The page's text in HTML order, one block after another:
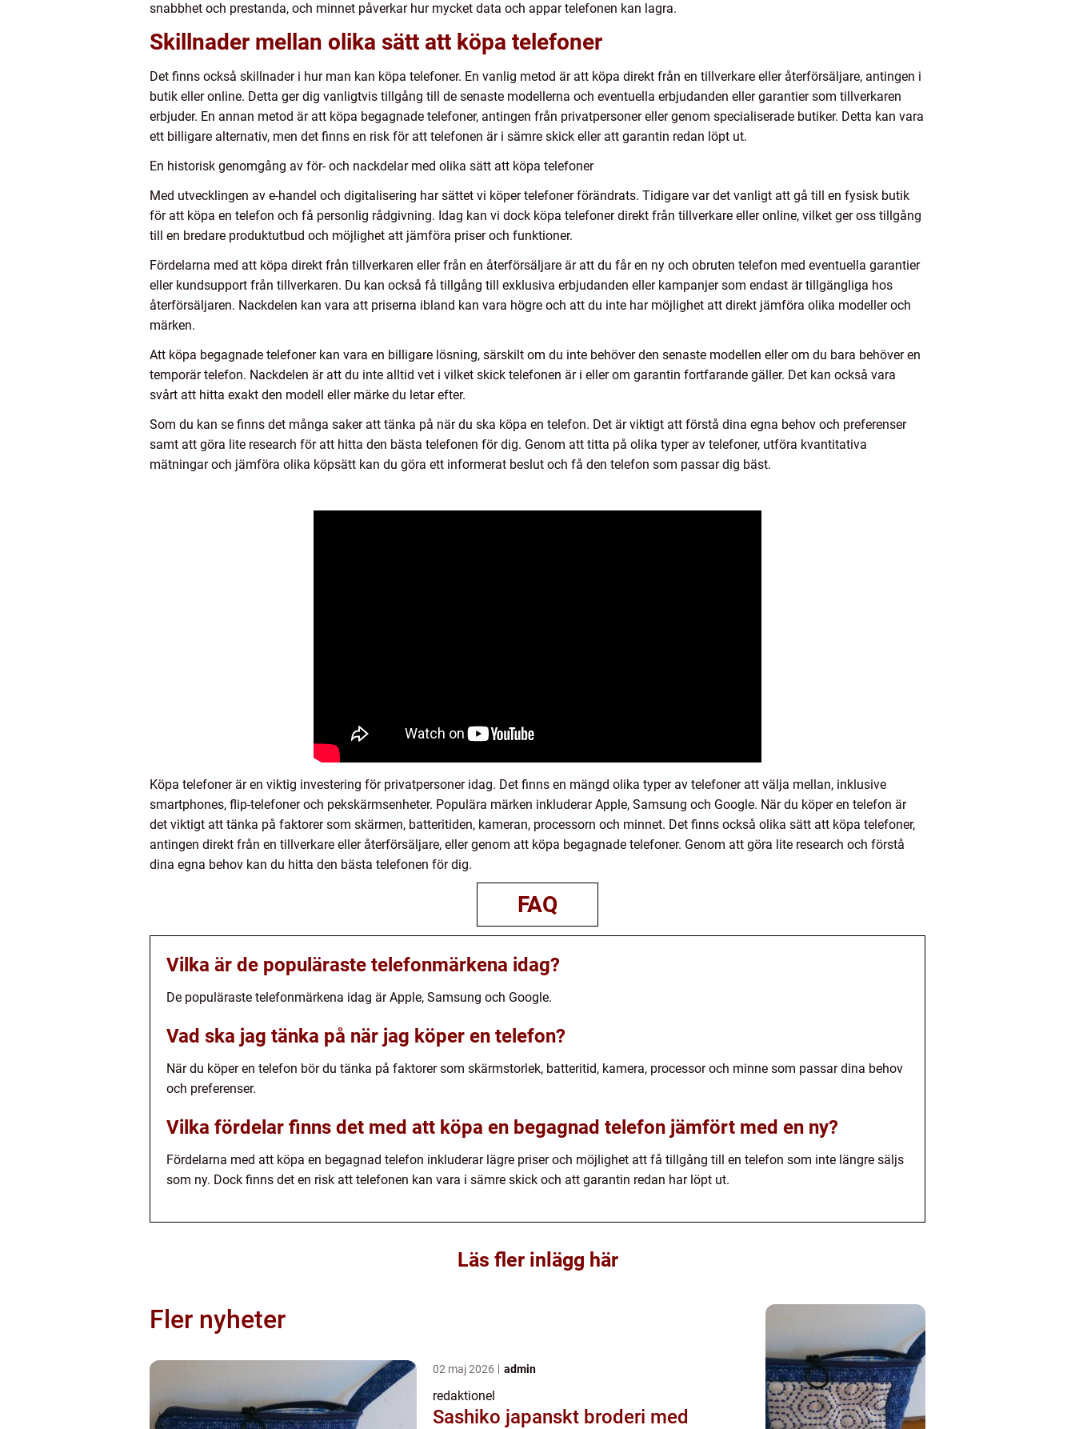
snabbhet och prestanda, och minnet påverkar hur mycket data och appar telefonen kan lagra.
Skillnader mellan olika sätt att köpa telefoner
Det finns också skillnader i hur man kan köpa telefoner. En vanlig metod är att köpa direkt från en tillverkare eller återförsäljare, antingen i
butik eller online. Detta ger dig vanligtvis tillgång till de senaste modellerna och eventuella erbjudanden eller garantier som tillverkaren
erbjuder. En annan metod är att köpa begagnade telefoner, antingen från privatpersoner eller genom specialiserade butiker. Detta kan vara
ett billigare alternativ, men det finns en risk för att telefonen är i sämre skick eller att garantin redan löpt ut.
En historisk genomgång av för- och nackdelar med olika sätt att köpa telefoner
Med utvecklingen av e-handel och digitalisering har sättet vi köper telefoner förändrats. Tidigare var det vanligt att gå till en fysisk butik
för att köpa en telefon och få personlig rådgivning. Idag kan vi dock köpa telefoner direkt från tillverkare eller online, vilket ger oss tillgång
till en bredare produktutbud och möjlighet att jämföra priser och funktioner.
Fördelarna med att köpa direkt från tillverkaren eller från en återförsäljare är att du får en ny och obruten telefon med eventuella garantier
eller kundsupport från tillverkaren. Du kan också få tillgång till exklusiva erbjudanden eller kampanjer som endast är tillgängliga hos
återförsäljaren. Nackdelen kan vara att priserna ibland kan vara högre och att du inte har möjlighet att direkt jämföra olika modeller och
märken.
Att köpa begagnade telefoner kan vara en billigare lösning, särskilt om du inte behöver den senaste modellen eller om du bara behöver en
temporär telefon. Nackdelen är att du inte alltid vet i vilket skick telefonen är i eller om garantin fortfarande gäller. Det kan också vara
svårt att hitta exakt den modell eller märke du letar efter.
Som du kan se finns det många saker att tänka på när du ska köpa en telefon. Det är viktigt att förstå dina egna behov och preferenser
samt att göra lite research för att hitta den bästa telefonen för dig. Genom att titta på olika typer av telefoner, utföra kvantitativa
mätningar och jämföra olika köpsätt kan du göra ett informerat beslut och få den telefon som passar dig bäst.
Köpa telefoner är en viktig investering för privatpersoner idag. Det finns en mängd olika typer av telefoner att välja mellan, inklusive
smartphones, flip-telefoner och pekskärmsenheter. Populära märken inkluderar Apple, Samsung och Google. När du köper en telefon är
det viktigt att tänka på faktorer som skärmen, batteritiden, kameran, processorn och minnet. Det finns också olika sätt att köpa telefoner,
antingen direkt från en tillverkare eller återförsäljare, eller genom att köpa begagnade telefoner. Genom att göra lite research och förstå
dina egna behov kan du hitta den bästa telefonen för dig.
FAQ
Vilka är de populäraste telefonmärkena idag?
De populäraste telefonmärkena idag är Apple, Samsung och Google.
Vad ska jag tänka på när jag köper en telefon?
När du köper en telefon bör du tänka på faktorer som skärmstorlek, batteritid, kamera, processor och minne som passar dina behov
och preferenser.
Vilka fördelar finns det med att köpa en begagnad telefon jämfört med en ny?
Fördelarna med att köpa en begagnad telefon inkluderar lägre priser och möjlighet att få tillgång till en telefon som inte längre säljs
som ny. Dock finns det en risk att telefonen kan vara i sämre skick och att garantin redan har löpt ut.
Läs fler inlägg här
Fler nyheter
02 maj 2026 admin
redaktionel
Sashiko japanskt broderi med